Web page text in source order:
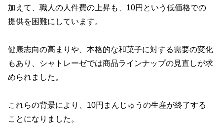
加えて、職人の人件費の上昇も、10円という低価格での
提供を困難にしています。
健康志向の高まりや、本格的な和菓子に対する需要の変化
もあり、シャトレーゼでは商品ラインナップの見直しが求
められました。
これらの背景により、10円まんじゅうの生産が終了する
ことになりました。